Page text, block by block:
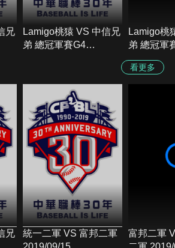
兄
Lamigo桃猿 VS 中信兄
弟 總冠軍賽G4
Lamigo桃
弟 總冠軍
2019/10/
看更多
兄
統一二軍 VS 富邦二軍
富邦二軍